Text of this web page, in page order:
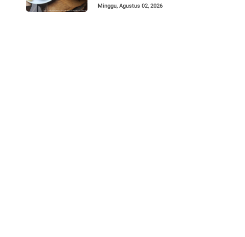
Croissant, Pizza hingga
Minggu, Agustus 02, 2026